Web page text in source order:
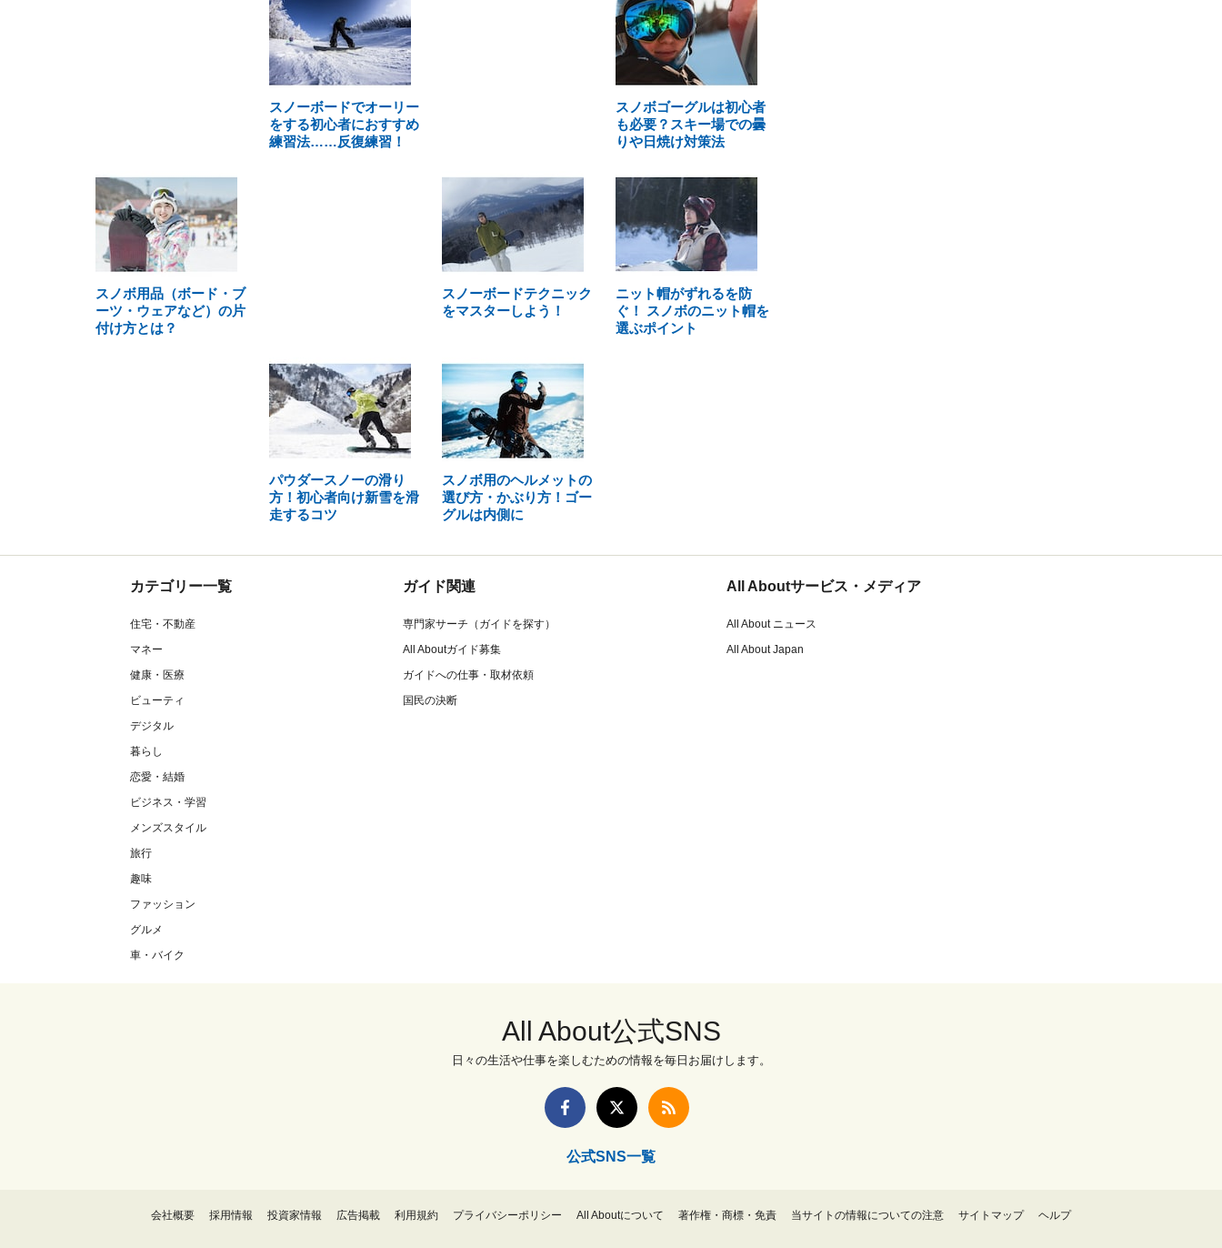
スノーボードでオーリー
をする初心者におすすめ
練習法……反復練習！
スノボゴーグルは初心者
も必要？スキー場での曇
りや日焼け対策法
スノボ用品（ボード・ブ
ーツ・ウェアなど）の片
付け方とは？
スノーボードテクニック
をマスターしよう！
ニット帽がずれるを防
ぐ！ スノボのニット帽を
選ぶポイント
パウダースノーの滑り
方！初心者向け新雪を滑
走するコツ
スノボ用のヘルメットの
選び方・かぶり方！ゴー
グルは内側に
カテゴリー一覧
住宅・不動産
マネー
健康・医療
ビューティ
デジタル
暮らし
恋愛・結婚
ビジネス・学習
メンズスタイル
旅行
趣味
ファッション
グルメ
車・バイク
ガイド関連
専門家サーチ（ガイドを探す）
All Aboutガイド募集
ガイドへの仕事・取材依頼
国民の決断
All Aboutサービス・メディア
All About ニュース
All About Japan
All About公式SNS
日々の生活や仕事を楽しむための情報を毎日お届けします。
公式SNS一覧
会社概要 採用情報 投資家情報 広告掲載 利用規約 プライバシーポリシー All Aboutについて 著作権・商標・免責 当サイトの情報についての注意 サイトマップ ヘルプ